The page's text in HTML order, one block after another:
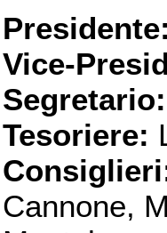
Presidente:
Vice-
Segretario:
Tesoriere:
Cannone,